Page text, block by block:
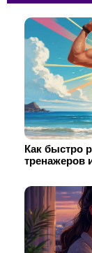
Как быстро
тренажеров